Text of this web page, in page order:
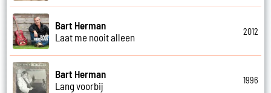
Bart Herman
Laat me nooit alleen
2012
Bart Herman
Lang voorbij
1996